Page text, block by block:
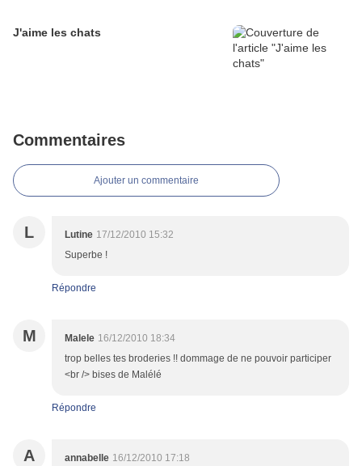
J'aime les chats
Commentaires
Ajouter un commentaire
L Lutine 17/12/2010 15:32
Superbe !
Répondre
M Malele 16/12/2010 18:34
trop belles tes broderies !! dommage de ne pouvoir participer
<br /> bises de Malélé
Répondre
A annabelle 16/12/2010 17:18